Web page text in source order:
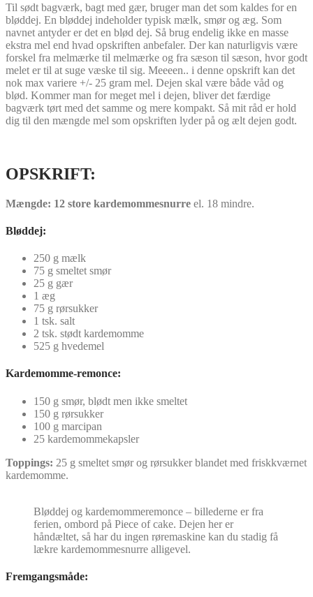
Til sødt bagværk, bagt med gær, bruger man det som kaldes for en
bløddej. En bløddej indeholder typisk mælk, smør og æg. Som
navnet antyder er det en blød dej. Så brug endelig ikke en masse
ekstra mel end hvad opskriften anbefaler. Der kan naturligvis være
forskel fra melmærke til melmærke og fra sæson til sæson, hvor godt
melet er til at suge væske til sig. Meeeen.. i denne opskrift kan det
nok max variere +/- 25 gram mel. Dejen skal være både våd og
blød. Kommer man for meget mel i dejen, bliver det færdige
bagværk tørt med det samme og mere kompakt. Så mit råd er hold
dig til den mængde mel som opskriften lyder på og ælt dejen godt.
OPSKRIFT:
Mængde: 12 store kardemommesnurre el. 18 mindre.
Bløddej:
250 g mælk
75 g smeltet smør
25 g gær
1 æg
75 g rørsukker
1 tsk. salt
2 tsk. stødt kardemomme
525 g hvedemel
Kardemomme-remonce:
150 g smør, blødt men ikke smeltet
150 g rørsukker
100 g marcipan
25 kardemommekapsler
Toppings: 25 g smeltet smør og rørsukker blandet med friskkværnet
kardemomme.
Bløddej og kardemommeremonce – billederne er fra
ferien, ombord på Piece of cake. Dejen her er
håndæltet, så har du ingen røremaskine kan du stadig få
lækre kardemommesnurre alligevel.
Fremgangsmåde: